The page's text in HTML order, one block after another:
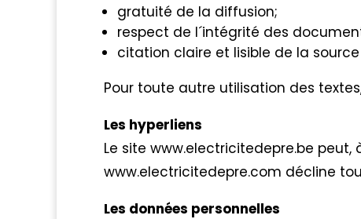
gratuité de la diffusion;
respect de l´intégrité des
citation claire et lisible de la
Pour toute autre utilisation des
Les hyperliens
Le site www.electricitedepre.be peut,
www.electricitedepre.com décline
Les données personnelles